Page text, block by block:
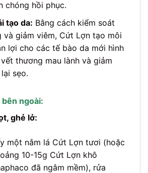
chóng hồi phục.
tạo da: Bằng cách kiểm soát
và giảm viêm, Cứt Lợn tạo môi
lợi cho các tế bào da mới hình
thương mau lành và giảm
sẹo.
ngoài:
ghẻ lở:
một nắm lá Cứt Lợn tươi (hoặc
10-15g Cứt Lợn khô
đã ngâm mềm), rửa